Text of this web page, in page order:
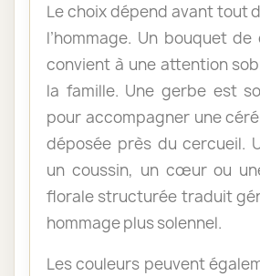
Le choix dépend avant tout
l’hommage. Un bouquet
convient à une attention
la famille. Une gerbe est
pour accompagner une
déposée près du cercueil.
un coussin, un cœur ou
florale structurée traduit
hommage plus solennel.
Les couleurs peuvent